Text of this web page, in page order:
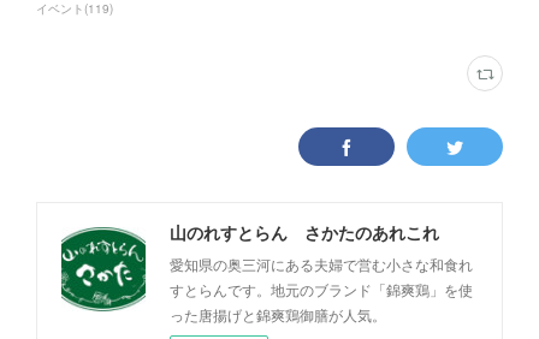
イベント (119)
山のれすとらん さかたのあれこれ
愛知県の奥三河にある夫婦で営む小さな和食れ
すとらんです。地元のブランド「錦爽鶏」を使
った唐揚げと錦爽鶏御膳が人気。